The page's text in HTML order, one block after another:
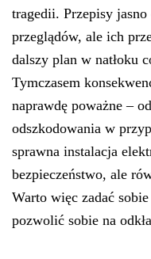
tragedii. Przepisy
przeglądów, ale ich
dalszy plan w natłoku
Tymczasem
naprawdę poważne –
odszkodowania w
sprawna instalacja
bezpieczeństwo, ale
Warto więc zadać
pozwolić sobie na